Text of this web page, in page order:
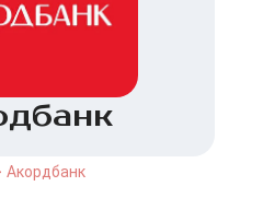
Акордбанк